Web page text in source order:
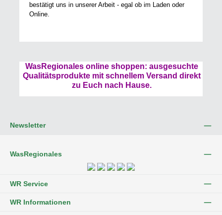
bestätigt uns in unserer Arbeit - egal ob im Laden oder
Online.
WasRegionales online shoppen: ausgesuchte
Qualitätsprodukte mit schnellem Versand direkt
zu Euch nach Hause.
Newsletter
WasRegionales
WR Service
WR Informationen